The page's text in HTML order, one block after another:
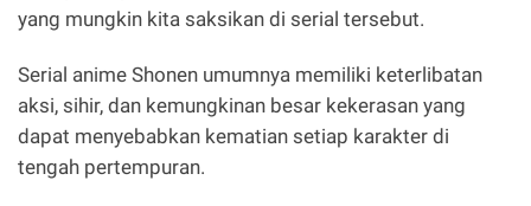
yang mungkin kita saksikan di serial tersebut.
Serial anime Shonen umumnya memiliki keterlibatan
aksi, sihir, dan kemungkinan besar kekerasan yang
dapat menyebabkan kematian setiap karakter di
tengah pertempuran.